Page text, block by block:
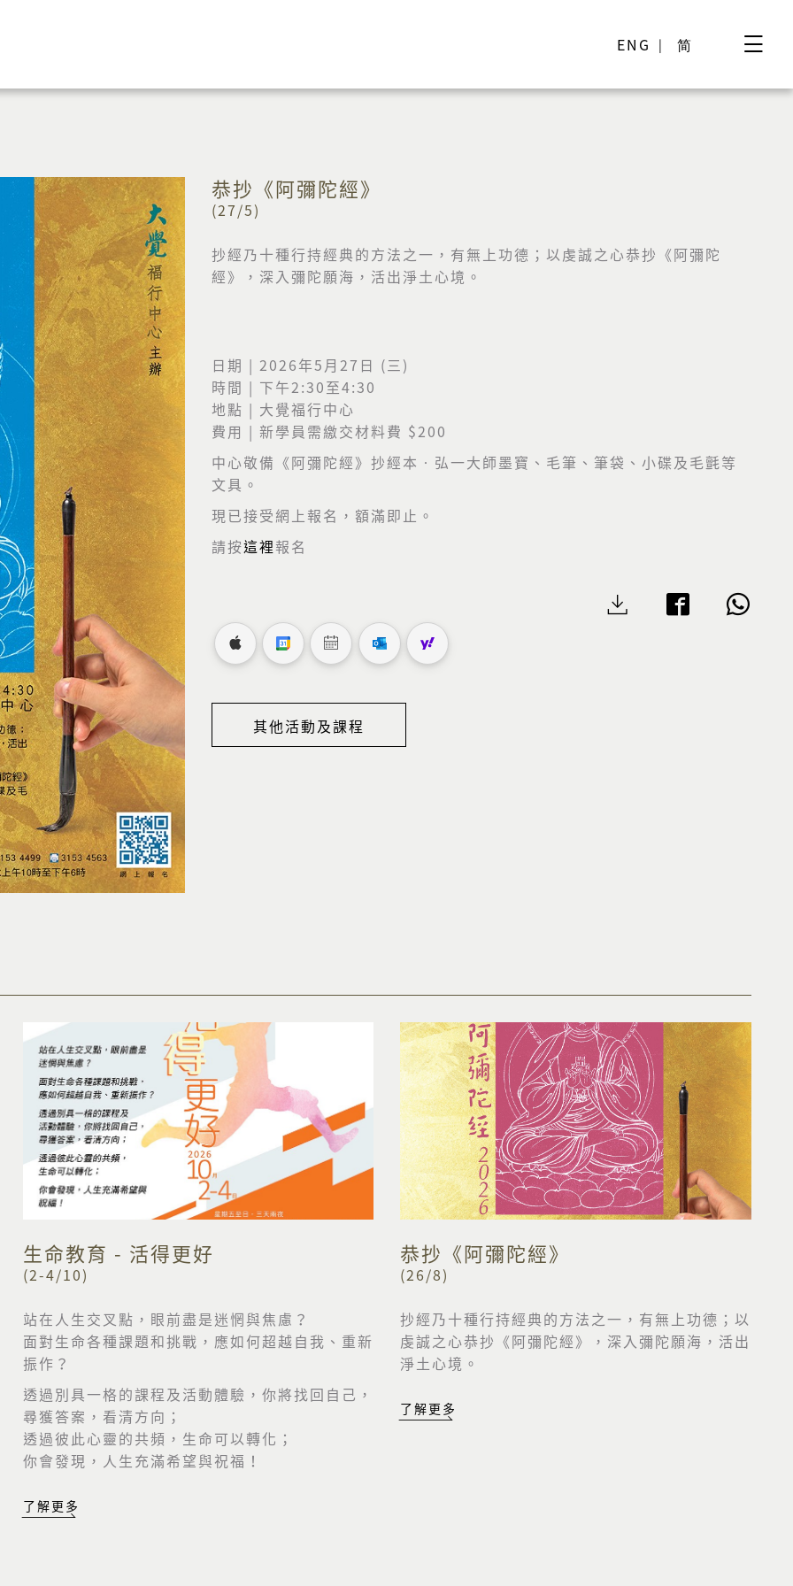
ENG 简
恭抄《阿彌陀經》
(27/5)
抄經乃十種行持經典的方法之一，有無上功德；以虔誠之心恭抄《阿彌陀
經》，深入彌陀願海，活出淨土心境。
日期 | 2026年5月27日 (三)
時間 | 下午2:30至4:30
地點 | 大覺福行中心
費用 | 新學員需繳交材料費 $200
中心敬備《阿彌陀經》抄經本‧弘一大師墨寶、毛筆、筆袋、小碟及毛氈等
文具。
現已接受網上報名，額滿即止。
請按這裡報名
其他活動及課程
生命教育 - 活得更好
(2-4/10)
站在人生交叉點，眼前盡是迷惘與焦慮？
面對生命各種課題和挑戰，應如何超越自我、重新
振作？
透過別具一格的課程及活動體驗，你將找回自己，
尋獲答案，看清方向；
透過彼此心靈的共頻，生命可以轉化；
你會發現，人生充滿希望與祝福！
了解更多
恭抄《阿彌陀經》
(26/8)
抄經乃十種行持經典的方法之一，有無上功德；以
虔誠之心恭抄《阿彌陀經》，深入彌陀願海，活出
淨土心境。
了解更多